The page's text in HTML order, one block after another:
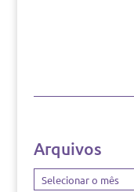
Arquivos
Arquivos